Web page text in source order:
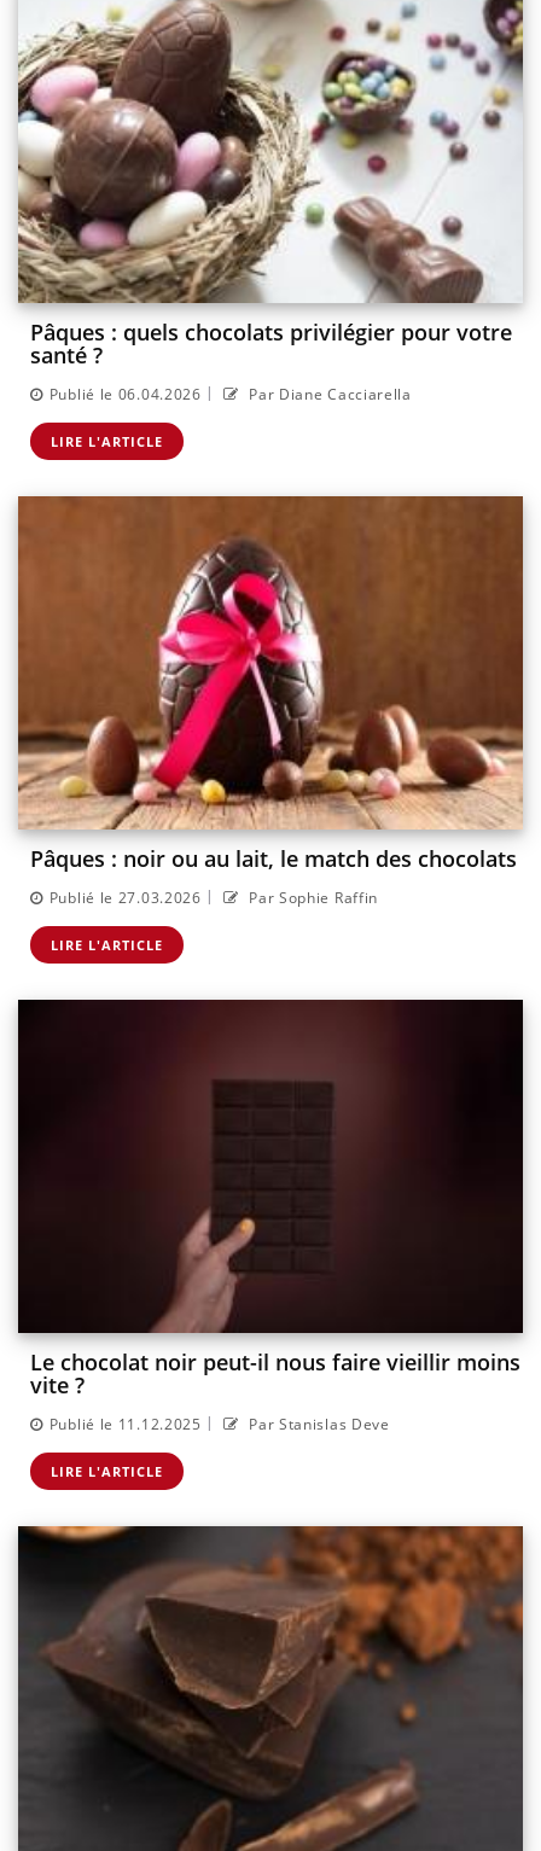
Pâques : quels chocolats privilégier pour votre
santé ?
Publié le 06.04.2026 | Par Diane Cacciarella
LIRE L'ARTICLE
Pâques : noir ou au lait, le match des chocolats
Publié le 27.03.2026 | Par Sophie Raffin
LIRE L'ARTICLE
Le chocolat noir peut-il nous faire vieillir moins
vite ?
Publié le 11.12.2025 | Par Stanislas Deve
LIRE L'ARTICLE